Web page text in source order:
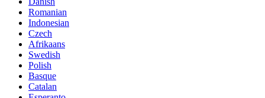
Romanian
Indonesian
Czech
Afrikaans
Swedish
Polish
Basque
Catalan